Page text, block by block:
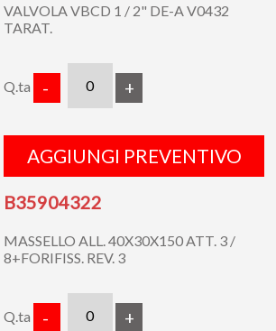
VALVOLA VBCD 1 / 2" DE-A V0432
TARAT.
Q.ta - +
AGGIUNGI PREVENTIVO
B35904322
MASSELLO ALL. 40X30X150 ATT. 3 /
8+FORIFISS. REV. 3
Q.ta - +